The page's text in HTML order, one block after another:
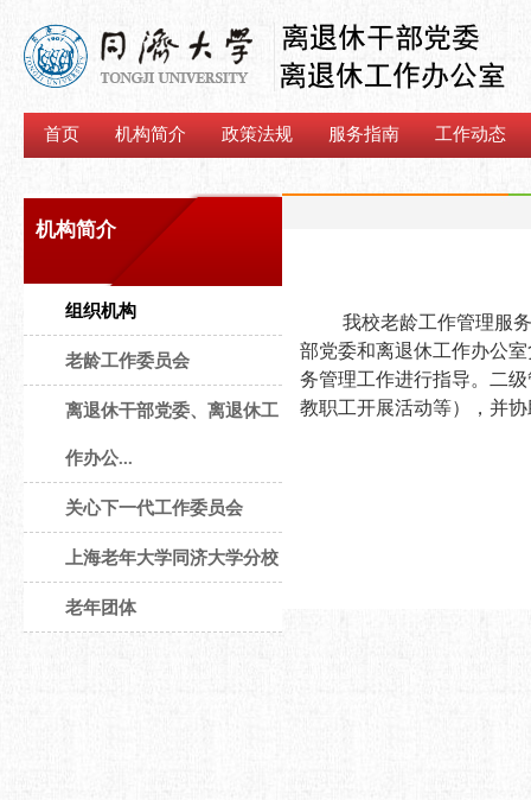
首页 机构简介 政策法规 服务指南 工作动态
机构简介
组织机构
老龄工作委员会
离退休干部党委、离退休工
作办公...
关心下一代工作委员会
上海老年大学同济大学分校
老年团体
我校老龄工作管理服
部党委和离退休工作办公
务管理工作进行指导。二
教职工开展活动等），并